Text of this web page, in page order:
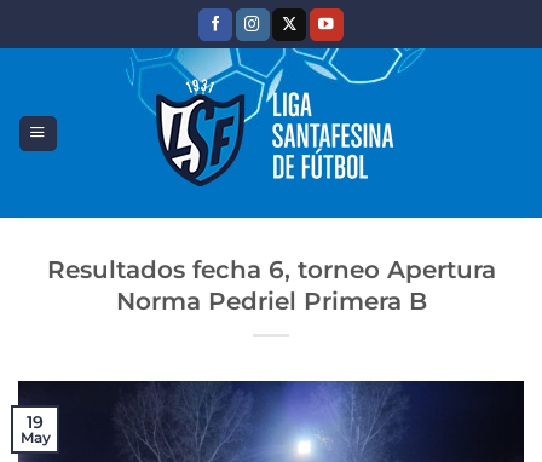
Resultados fecha 6, torneo Apertura
Norma Pedriel Primera B
19
May